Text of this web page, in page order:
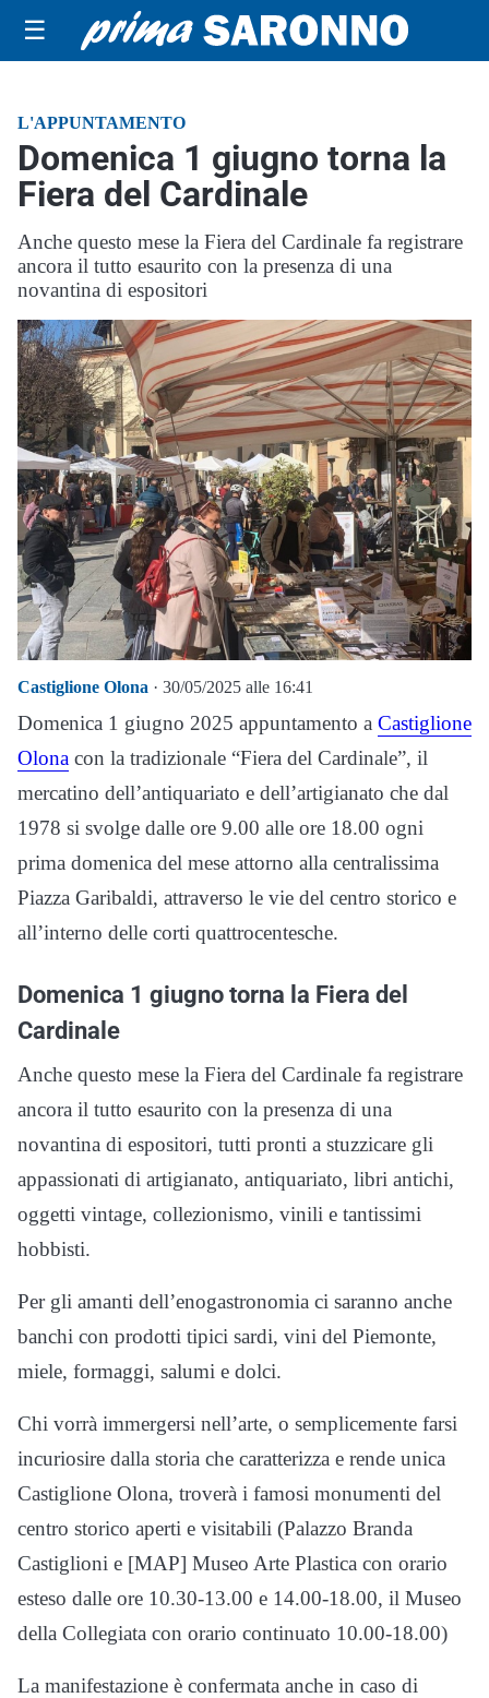
☰
L'APPUNTAMENTO
Domenica 1 giugno torna la
Fiera del Cardinale
Anche questo mese la Fiera del Cardinale fa registrare
ancora il tutto esaurito con la presenza di una
novantina di espositori
Castiglione Olona · 30/05/2025 alle 16:41
Domenica 1 giugno 2025 appuntamento a Castiglione
Olona con la tradizionale “Fiera del Cardinale”, il
mercatino dell’antiquariato e dell’artigianato che dal
1978 si svolge dalle ore 9.00 alle ore 18.00 ogni
prima domenica del mese attorno alla centralissima
Piazza Garibaldi, attraverso le vie del centro storico e
all’interno delle corti quattrocentesche.
Domenica 1 giugno torna la Fiera del
Cardinale
Anche questo mese la Fiera del Cardinale fa registrare
ancora il tutto esaurito con la presenza di una
novantina di espositori, tutti pronti a stuzzicare gli
appassionati di artigianato, antiquariato, libri antichi,
oggetti vintage, collezionismo, vinili e tantissimi
hobbisti.
Per gli amanti dell’enogastronomia ci saranno anche
banchi con prodotti tipici sardi, vini del Piemonte,
miele, formaggi, salumi e dolci.
Chi vorrà immergersi nell’arte, o semplicemente farsi
incuriosire dalla storia che caratterizza e rende unica
Castiglione Olona, troverà i famosi monumenti del
centro storico aperti e visitabili (Palazzo Branda
Castiglioni e [MAP] Museo Arte Plastica con orario
esteso dalle ore 10.30-13.00 e 14.00-18.00, il Museo
della Collegiata con orario continuato 10.00-18.00)
La manifestazione è confermata anche in caso di